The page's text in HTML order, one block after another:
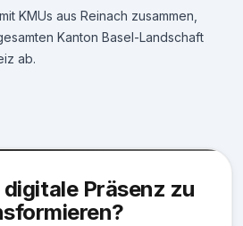
KMUs aus Reinach zusammen,
Kanton Basel-Landschaft
ab.
digitale Präsenz zu